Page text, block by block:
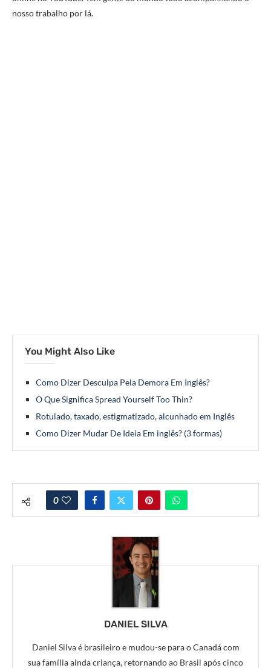
nosso trabalho por lá.
You Might Also Like
Como Dizer Desculpa Pela Demora Em Inglês?
O Que Significa Spread Yourself Too Thin?
Rotulado, taxado, estigmatizado, alcunhado em Inglês
Como Dizer Mudar De Ideia Em inglês? (3 formas)
0
DANIEL SILVA
Daniel Silva é brasileiro e mudou-se para o Canadá com
sua família ainda criança, retornando ao Brasil após cinco